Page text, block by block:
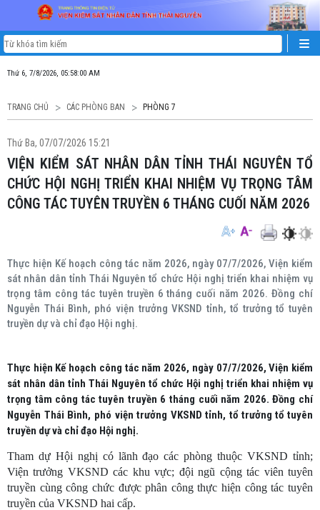
Thứ 6, 7/8/2026, 05:58:01 AM
TRANG CHỦ CÁC PHÒNG BAN PHÒNG 7
Thứ Ba, 07/07/2026 15:21
VIỆN KIỂM SÁT NHÂN DÂN TỈNH THÁI NGUYÊN TỔ
CHỨC HỘI NGHỊ TRIỂN KHAI NHIỆM VỤ TRỌNG TÂM
CÔNG TÁC TUYÊN TRUYỀN 6 THÁNG CUỐI NĂM 2026
Thực hiện Kế hoạch công tác năm 2026, ngày 07/7/2026, Viện kiểm
sát nhân dân tỉnh Thái Nguyên tổ chức Hội nghị triển khai nhiệm vụ
trọng tâm công tác tuyên truyền 6 tháng cuối năm 2026. Đồng chí
Nguyễn Thái Bình, phó viện trưởng VKSND tỉnh, tổ trưởng tổ tuyên
truyền dự và chỉ đạo Hội nghị.
Thực hiện Kế hoạch công tác năm 2026, ngày 07/7/2026, Viện kiểm
sát nhân dân tỉnh Thái Nguyên tổ chức Hội nghị triển khai nhiệm vụ
trọng tâm công tác tuyên truyền 6 tháng cuối năm 2026. Đồng chí
Nguyễn Thái Bình, phó viện trưởng VKSND tỉnh, tổ trưởng tổ tuyên
truyền dự và chỉ đạo Hội nghị.
Tham dự Hội nghị có lãnh đạo các phòng thuộc VKSND tỉnh;
Viện trưởng VKSND các khu vực; đội ngũ cộng tác viên tuyên
truyền cùng công chức được phân công thực hiện công tác tuyên
truyền của VKSND hai cấp.